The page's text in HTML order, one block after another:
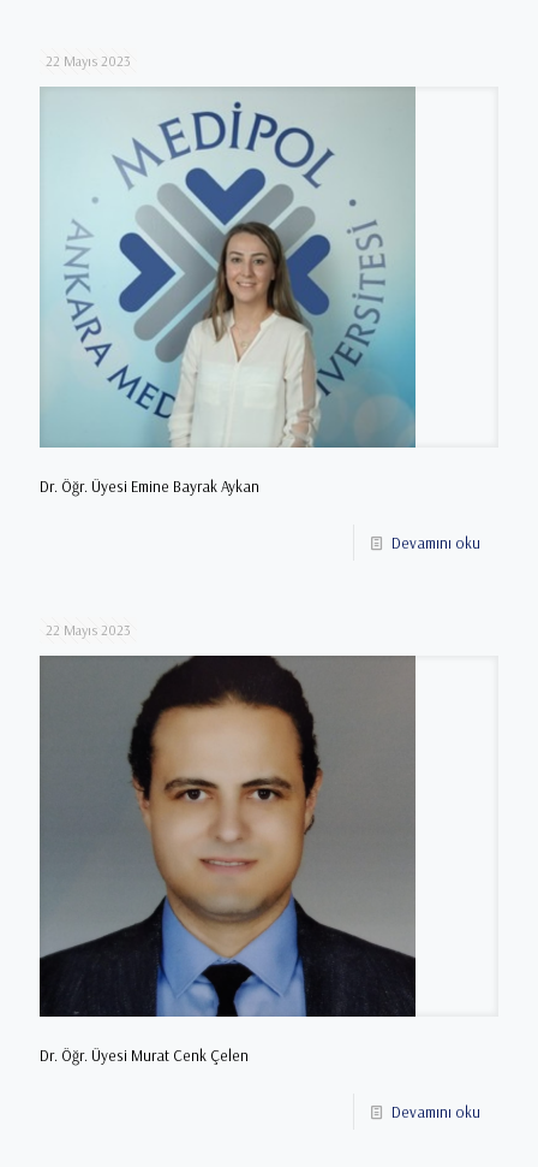
22 Mayıs 2023
Dr. Öğr. Üyesi Emine Bayrak Aykan
Devamını oku
22 Mayıs 2023
Dr. Öğr. Üyesi Murat Cenk Çelen
Devamını oku